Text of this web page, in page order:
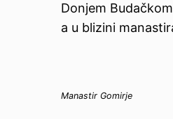
Donjem
a u blizini
Manastir Gomirje